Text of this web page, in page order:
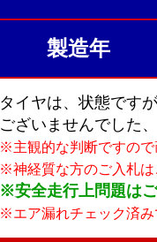
製造年
タイヤは、状態です
ございませんでした
※主観的な判断ですの
※神経質な方のご入札は
※安全走行上問題は
※エア漏れチェック済み